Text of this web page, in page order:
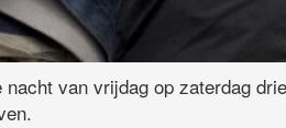
van vrijdag op zaterdag